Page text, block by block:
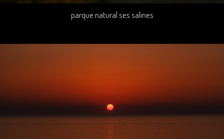
parque natural ses salines